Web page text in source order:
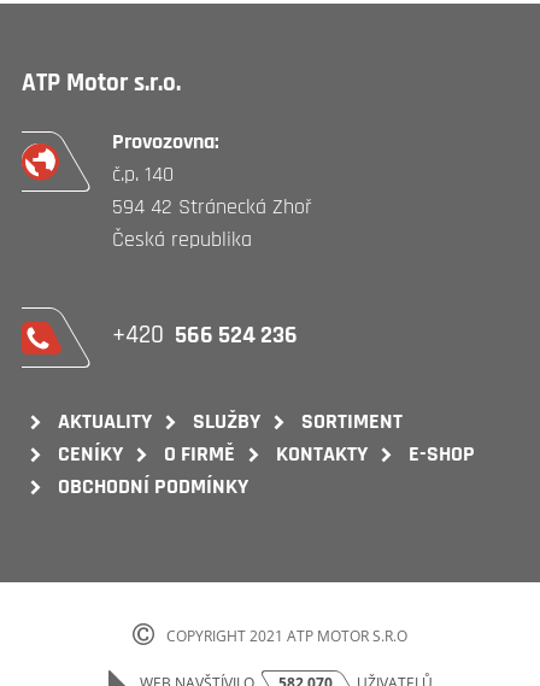
ATP Motor s.r.o.
Provozovna:
č.p. 140
594 42 Stránecká Zhoř
Česká republika
+420 566 524 236
AKTUALITY SLUŽBY
SORTIMENT
CENÍKY
O FIRMĚ KONTAKTY
E-SHOP
OBCHODNÍ PODMÍNKY
COPYRIGHT 2021 ATP MOTOR S.R.O